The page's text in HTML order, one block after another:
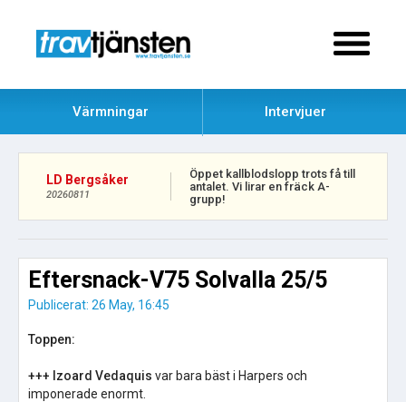
Värmningar Intervjuer
LD Bergsåker
20260811
Öppet kallblodslopp trots få till
antalet. Vi lirar en fräck A-
grupp!
Eftersnack-V75 Solvalla 25/5
Publicerat: 26 May, 16:45
Toppen:
+++ Izoard Vedaquis var bara bäst i Harpers och
imponerade enormt.